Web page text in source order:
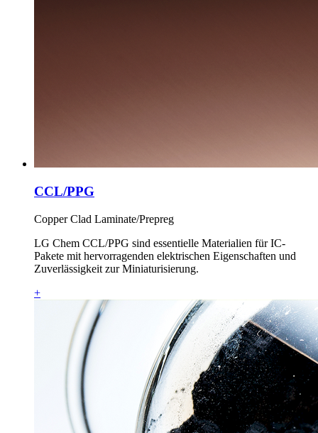
CCL/PPG
Copper Clad Laminate/Prepreg
LG Chem CCL/PPG sind essentielle Materialien für IC-
Pakete mit hervorragenden elektrischen Eigenschaften und
Zuverlässigkeit zur Miniaturisierung.
+